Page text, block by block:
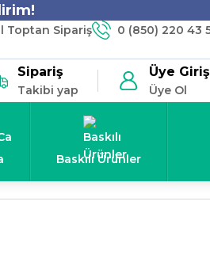
Toptan Sipariş 0 (850) 220 43
Sipariş
Takibi yap
Üye
Üye Ol
Baskılı Ürünler